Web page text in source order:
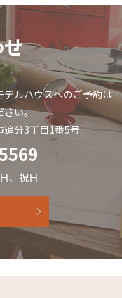
デルハウスへのご予約は
さい。
分3丁目1番5号
、祝日